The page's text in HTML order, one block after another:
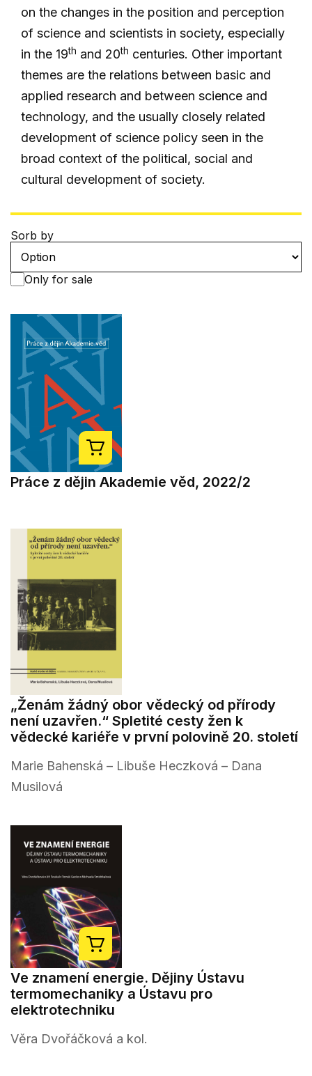
on the changes in the position and perception
of science and scientists in society, especially
in the 19th and 20th centuries. Other important
themes are the relations between basic and
applied research and between science and
technology, and the usually closely related
development of science policy seen in the
broad context of the political, social and
cultural development of society.
Sorb by
Only for sale
Práce z dějin Akademie věd, 2022/2
„Ženám žádný obor vědecký od přírody
není uzavřen.“ Spletité cesty žen k
vědecké kariéře v první polovině 20. století
Marie Bahenská – Libuše Heczková – Dana
Musilová
Ve znamení energie. Dějiny Ústavu
termomechaniky a Ústavu pro
elektrotechniku
Věra Dvořáčková a kol.